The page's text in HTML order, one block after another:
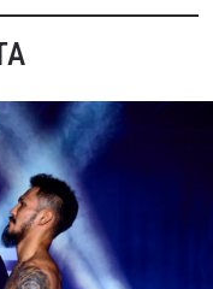
menyetujui
informasi
kami. Anda dapat
komunikasi ini